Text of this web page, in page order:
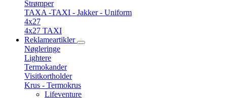
Strømper
TAXA -TAXI - Jakker - Uniform
4x27
4x27 TAXI
Reklameartikler
Nøgleringe
Lightere
Termokander
Visitkortholder
Krus - Termokrus
Lifeventure